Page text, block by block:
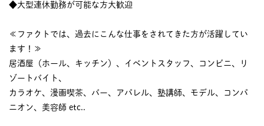
◆大型連休勤務が可能な方大歓迎
≪ファクトでは、過去にこんな仕事をされてきた方が活躍してい
ます！≫
居酒屋（ホール、キッチン）、イベントスタッフ、コンビニ、リ
ゾートバイト、
カラオケ、漫画喫茶、バー、アパレル、塾講師、モデル、コンパ
ニオン、美容師 etc..